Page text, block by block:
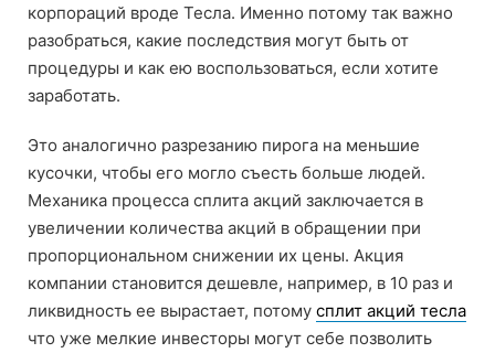
корпораций вроде Тесла. Именно потому так важно
разобраться, какие последствия могут быть от
процедуры и как ею воспользоваться, если хотите
заработать.
Это аналогично разрезанию пирога на меньшие
кусочки, чтобы его могло съесть больше людей.
Механика процесса сплита акций заключается в
увеличении количества акций в обращении при
пропорциональном снижении их цены. Акция
компании становится дешевле, например, в 10 раз и
ликвидность ее вырастает, потому сплит акций тесла
что уже мелкие инвесторы могут себе позволить